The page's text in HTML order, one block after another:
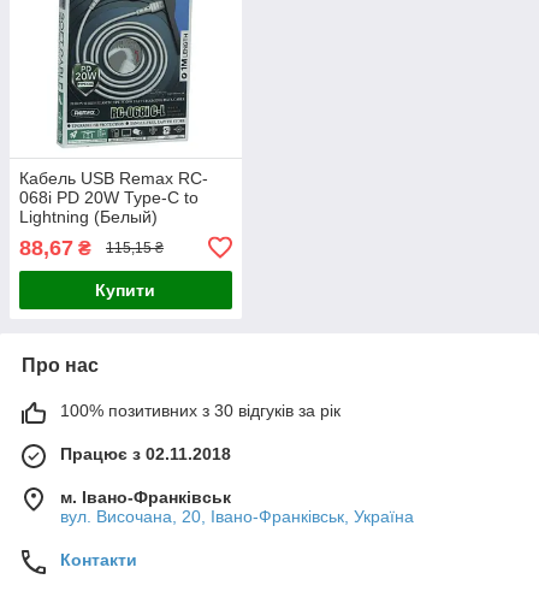
Кабель USB Remax RC-
068i PD 20W Type-C to
Lightning (Белый)
88,67 ₴ 115,15 ₴
Купити
Про нас
100% позитивних з 30 відгуків за рік
Працює з 02.11.2018
м. Івано-Франківськ
вул. Височана, 20, Івано-Франківськ, Україна
Контакти